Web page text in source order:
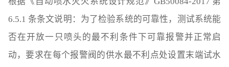
6.5.1 条条文说明：为了检验系统的可靠性，测试系统能
否在开放一只喷头的最不利条件下可靠报警并正常启
动，要求在每个报警阀的供水最不利点处设置末端试水